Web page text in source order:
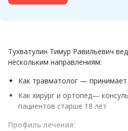
Тухватулин Тимур Равильевич
нескольким направлениям:
Как травматолог — принимает
Как хирург и ортопед—
пациентов старше 18 лет
Профиль лечения: